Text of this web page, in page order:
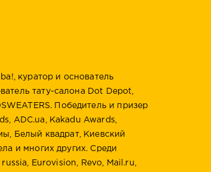
куратор и основатель
тату-салона Dot Depot,
Победитель и призер
ADC.ua, Kakadu Awards,
Белый квадрат, Киевский
и многих других. Среди
Eurovision, Revo, Mail.ru,